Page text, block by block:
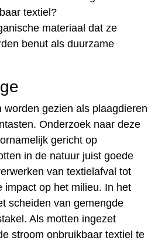
textiel?
materiaal dat ze
benut als duurzame
worden gezien als plaagdieren
Onderzoek naar deze
gericht op
in de natuur juist goede
van textielafval tot
impact op het milieu. In het
scheiden van gemengde
Als motten ingezet
stroom onbruikbaar textiel te